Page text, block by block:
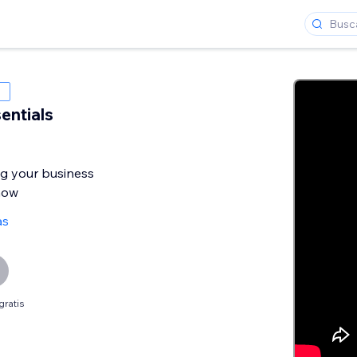
your business